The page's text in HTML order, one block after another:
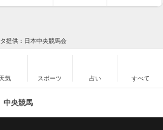
提供：日本中央競馬会
気 スポーツ 占い すべて
中央競馬